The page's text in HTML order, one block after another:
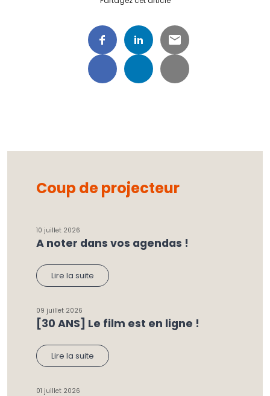
Coup de projecteur
10 juillet 2026
A noter dans vos agendas !
Lire la suite
09 juillet 2026
[30 ANS] Le film est en ligne !
Lire la suite
01 juillet 2026